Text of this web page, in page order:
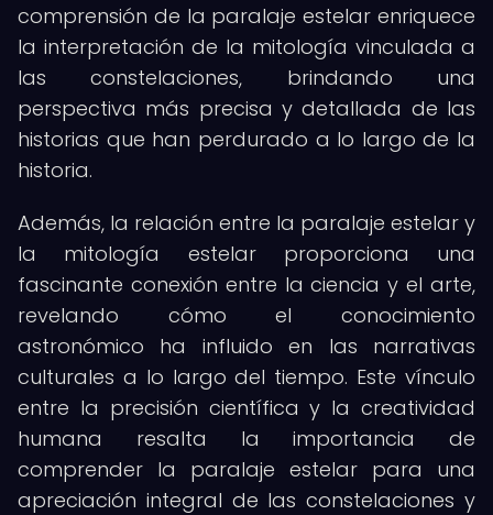
comprensión de la paralaje estelar enriquece
la interpretación de la mitología vinculada a
las constelaciones, brindando una
perspectiva más precisa y detallada de las
historias que han perdurado a lo largo de la
historia.
Además, la relación entre la paralaje estelar y
la mitología estelar proporciona una
fascinante conexión entre la ciencia y el arte,
revelando cómo el conocimiento
astronómico ha influido en las narrativas
culturales a lo largo del tiempo. Este vínculo
entre la precisión científica y la creatividad
humana resalta la importancia de
comprender la paralaje estelar para una
apreciación integral de las constelaciones y